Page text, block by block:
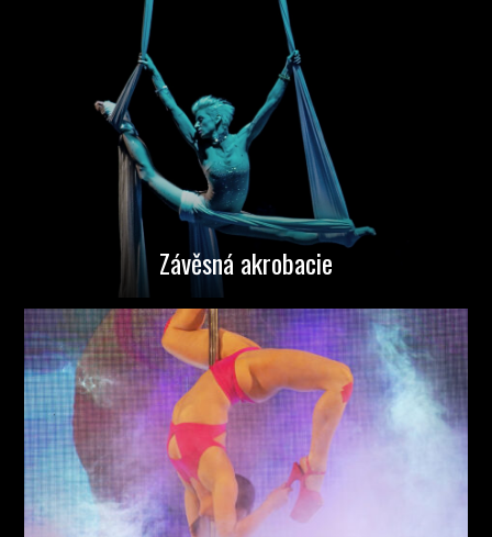
Závěsná akrobacie